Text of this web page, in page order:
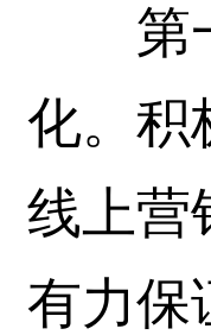
第一
化。积
线上营
有力保